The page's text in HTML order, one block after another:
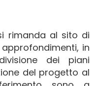
rimanda al sito di
in
dei piani
del progetto al